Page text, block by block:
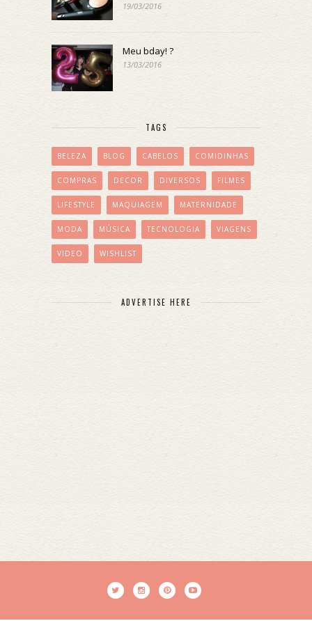
19/03/2016
Meu bday! ?
13/03/2016
TAGS
BELEZA BLOG CABELOS COMIDINHAS
COMPRAS DECOR DIVERSOS FILMES
LIFESTYLE MAQUIAGEM MATERNIDADE
MODA MÚSICA TECNOLOGIA VIAGENS
VIDEO WISHLIST
ADVERTISE HERE